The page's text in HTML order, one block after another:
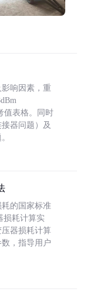
响因素，重
值表格。同时
器问题）及
的国家标准
损耗计算实
器损耗计算
数，指导用户